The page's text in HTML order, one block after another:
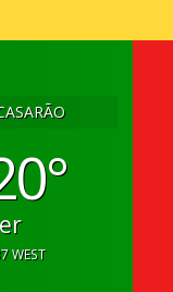
WEST